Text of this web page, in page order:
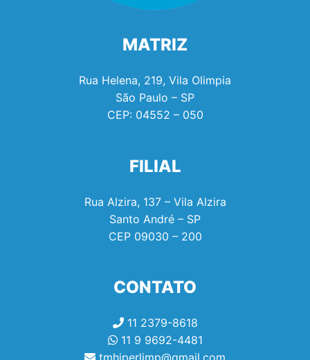
MATRIZ
Rua Helena, 219, Vila Olimpia
São Paulo – SP
CEP: 04552 – 050
FILIAL
Rua Alzira, 137 – Vila Alzira
Santo André – SP
CEP 09030 – 200
CONTATO
11 2379-8618
11 9 9692-4481